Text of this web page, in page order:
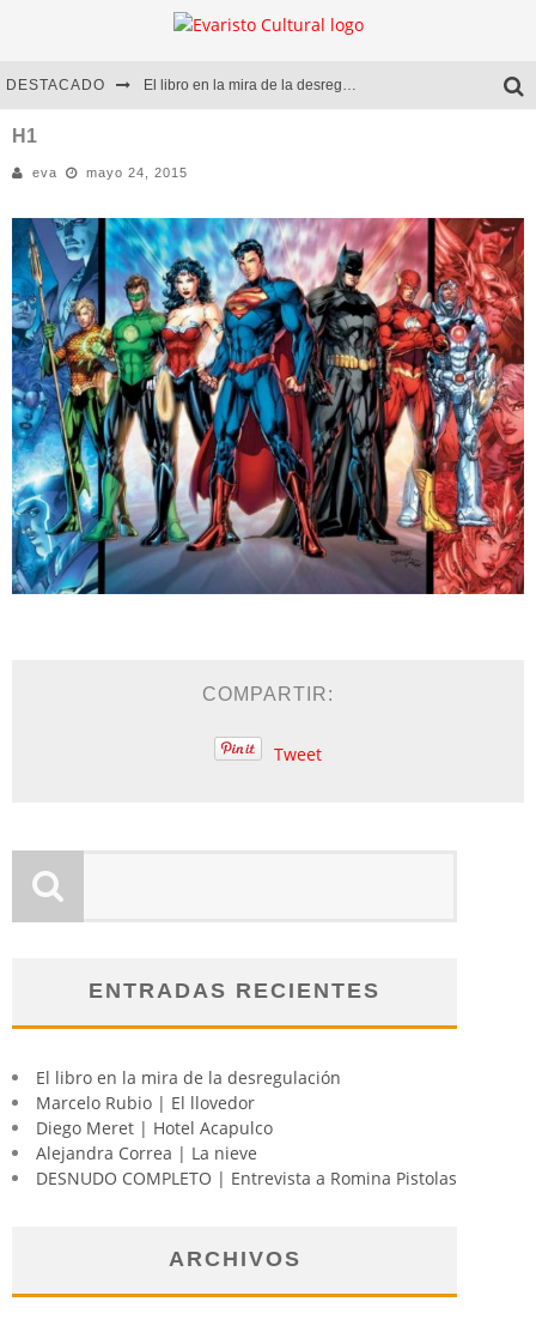
DESTACADO El libro en la mira de la desregulación
Diego Meret | Hotel Acapulco
Alejandra Correa | La nieve
H1
eva mayo 24, 2015
COMPARTIR:
Tweet
ENTRADAS RECIENTES
El libro en la mira de la desregulación
Marcelo Rubio | El llovedor
Diego Meret | Hotel Acapulco
Alejandra Correa | La nieve
DESNUDO COMPLETO | Entrevista a Romina Pistolas
ARCHIVOS